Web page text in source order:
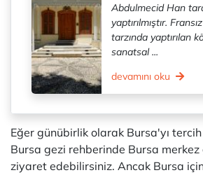
Abdulmecid Han
yaptırılmıştır.
tarzında yaptırılan
sanatsal ...
devamını oku
Eğer günübirlik olarak Bursa'yı
Bursa gezi rehberinde Bursa
ziyaret edebilirsiniz. Ancak Bursa